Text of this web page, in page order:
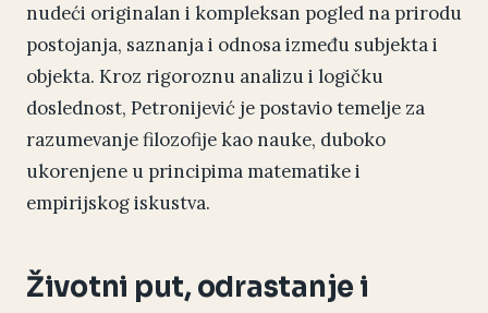
nudeći originalan i kompleksan pogled na prirodu
postojanja, saznanja i odnosa između subjekta i
objekta. Kroz rigoroznu analizu i logičku
doslednost, Petronijević je postavio temelje za
razumevanje filozofije kao nauke, duboko
ukorenjene u principima matematike i
empirijskog iskustva.
Životni put, odrastanje i